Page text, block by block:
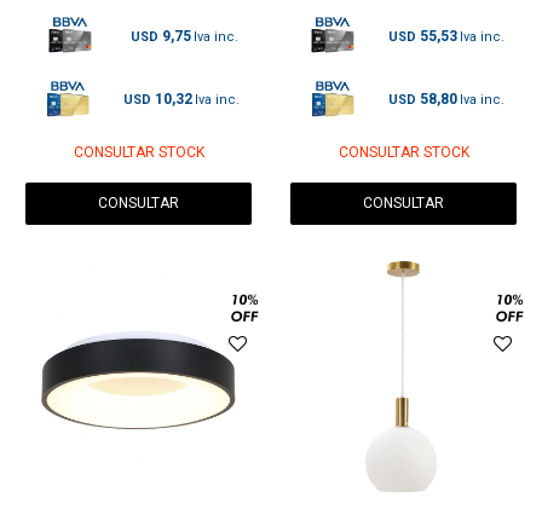
USD 9,75
USD 10,32
CONSULTAR STOCK
CONSULTAR
USD 55,53
USD 58,80
CONSULTAR STOCK
CONSULTAR